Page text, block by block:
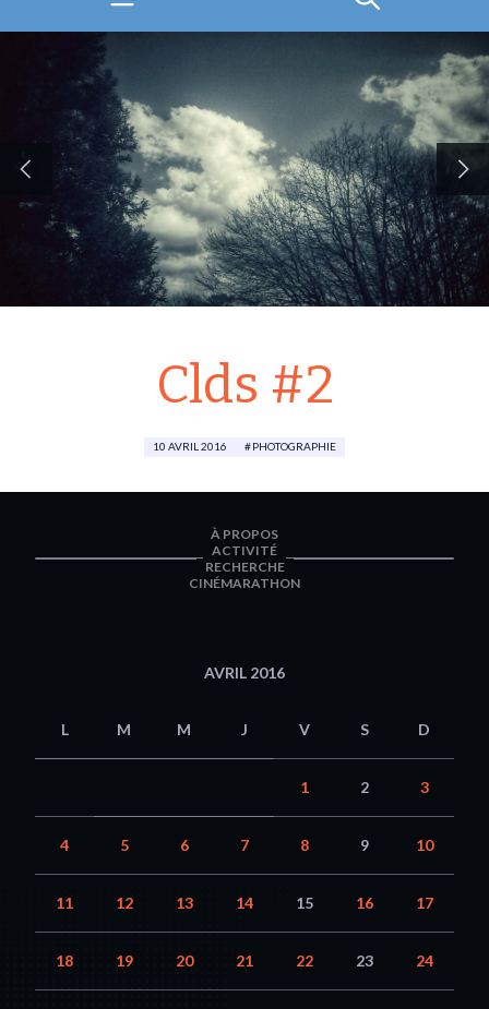
Clds #2
10 AVRIL 2016 PHOTOGRAPHIE
À PROPOS
ACTIVITÉ
RECHERCHE
CINÉMARATHON
AVRIL 2016
L M M J V S D
1 2 3
4 5 6 7 8 9 10
11 12 13 14 15 16 17
18 19 20 21 22 23 24